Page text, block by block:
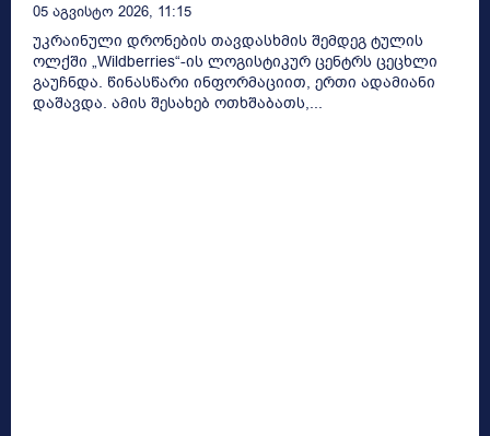
05 Აგვისტო 2026, 11:15
უკრაინული დრონების თავდასხმის შემდეგ ტულის
ოლქში „Wildberries“-ის ლოგისტიკურ ცენტრს ცეცხლი
გაუჩნდა. წინასწარი ინფორმაციით, ერთი ადამიანი
დაშავდა. ამის შესახებ ოთხშაბათს,...